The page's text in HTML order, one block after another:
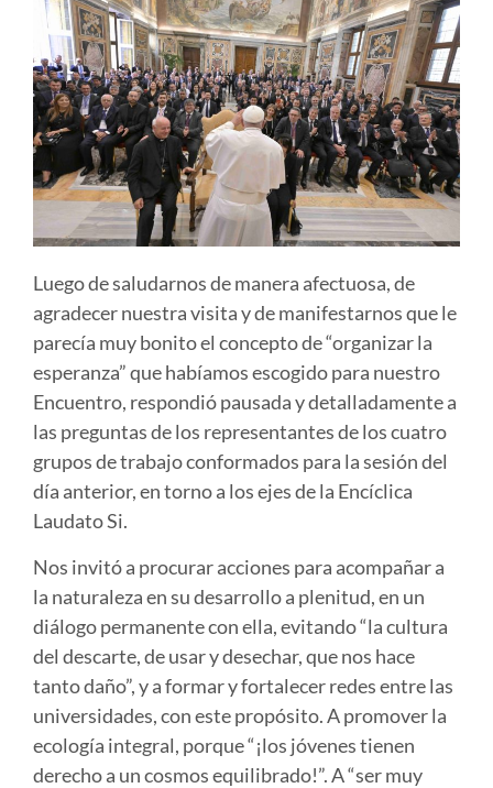
Luego de saludarnos de manera afectuosa, de
agradecer nuestra visita y de manifestarnos que le
parecía muy bonito el concepto de “organizar la
esperanza” que habíamos escogido para nuestro
Encuentro, respondió pausada y detalladamente a
las preguntas de los representantes de los cuatro
grupos de trabajo conformados para la sesión del
día anterior, en torno a los ejes de la Encíclica
Laudato Si.
Nos invitó a procurar acciones para acompañar a
la naturaleza en su desarrollo a plenitud, en un
diálogo permanente con ella, evitando “la cultura
del descarte, de usar y desechar, que nos hace
tanto daño”, y a formar y fortalecer redes entre las
universidades, con este propósito. A promover la
ecología integral, porque “¡los jóvenes tienen
derecho a un cosmos equilibrado!”. A “ser muy